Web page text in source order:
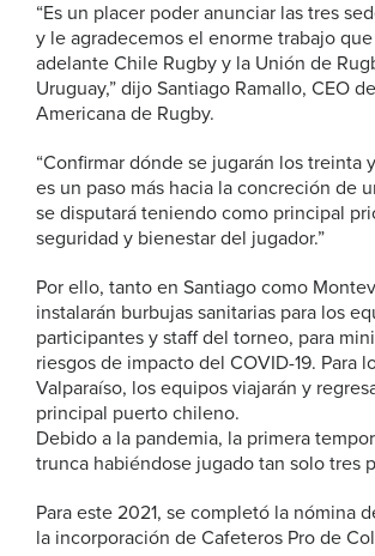
“Es un placer poder anunciar las tres
y le agradecemos el enorme trabajo
adelante Chile Rugby y la Unión de
Uruguay,” dijo Santiago Ramallo, CEO
Americana de Rugby.
“Confirmar dónde se jugarán los treinta
es un paso más hacia la concreción de
se disputará teniendo como principal
seguridad y bienestar del jugador.”
Por ello, tanto en Santiago como
instalarán burbujas sanitarias para los
participantes y staff del torneo, para
riesgos de impacto del COVID-19. Para
Valparaíso, los equipos viajarán y
principal puerto chileno.
Debido a la pandemia, la primera
trunca habiéndose jugado tan solo tres
Para este 2021, se completó la nómina
la incorporación de Cafeteros Pro de